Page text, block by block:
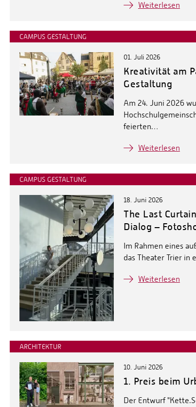
Weiterlesen
CAMPUS GESTALTUNG
01. Juli 2026
Kreativität am
Gestaltung
Am 24. Juni 2026
feierten…
Weiterlesen
CAMPUS GESTALTUNG
18. Juni 2026
The Last
Dialog –
Im Rahmen eines
das Theater Trier in
Weiterlesen
ARCHITEKTUR
10. Juni 2026
1. Preis beim
Der Entwurf